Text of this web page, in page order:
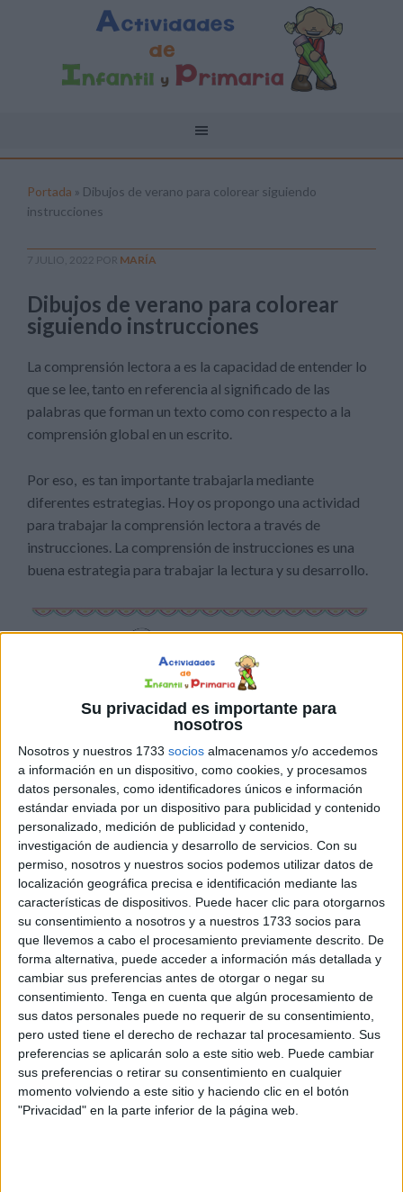
Su privacidad es importante para
nosotros
Nosotros y nuestros 1733 socios almacenamos y/o accedemos
a información en un dispositivo, como cookies, y procesamos
datos personales, como identificadores únicos e información
estándar enviada por un dispositivo para publicidad y contenido
personalizado, medición de publicidad y contenido,
investigación de audiencia y desarrollo de servicios. Con su
permiso, nosotros y nuestros socios podemos utilizar datos de
localización geográfica precisa e identificación mediante las
características de dispositivos. Puede hacer clic para otorgarnos
su consentimiento a nosotros y a nuestros 1733 socios para
que llevemos a cabo el procesamiento previamente descrito. De
forma alternativa, puede acceder a información más detallada y
cambiar sus preferencias antes de otorgar o negar su
consentimiento. Tenga en cuenta que algún procesamiento de
sus datos personales puede no requerir de su consentimiento,
pero usted tiene el derecho de rechazar tal procesamiento. Sus
preferencias se aplicarán solo a este sitio web. Puede cambiar
sus preferencias o retirar su consentimiento en cualquier
momento volviendo a este sitio y haciendo clic en el botón
"Privacidad" en la parte inferior de la página web.
Portada » Dibujos de verano para colorear siguiendo
instrucciones
7 JULIO, 2022 POR MARÍA
Dibujos de verano para colorear
siguiendo instrucciones
La comprensión lectora a es la capacidad de entender lo
que se lee, tanto en referencia al significado de las
palabras que forman un texto como con respecto a la
comprensión global en un escrito.
Por eso, es tan importante trabajarla mediante
diferentes estrategias. Hoy os propongo una actividad
para trabajar la comprensión lectora a través de
instrucciones. La comprensión de instrucciones es una
buena estrategia para trabajar la lectura y su desarrollo.